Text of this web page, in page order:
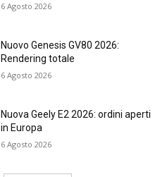
6 Agosto 2026
Nuovo Genesis GV80 2026:
Rendering totale
6 Agosto 2026
Nuova Geely E2 2026: ordini aperti
in Europa
6 Agosto 2026